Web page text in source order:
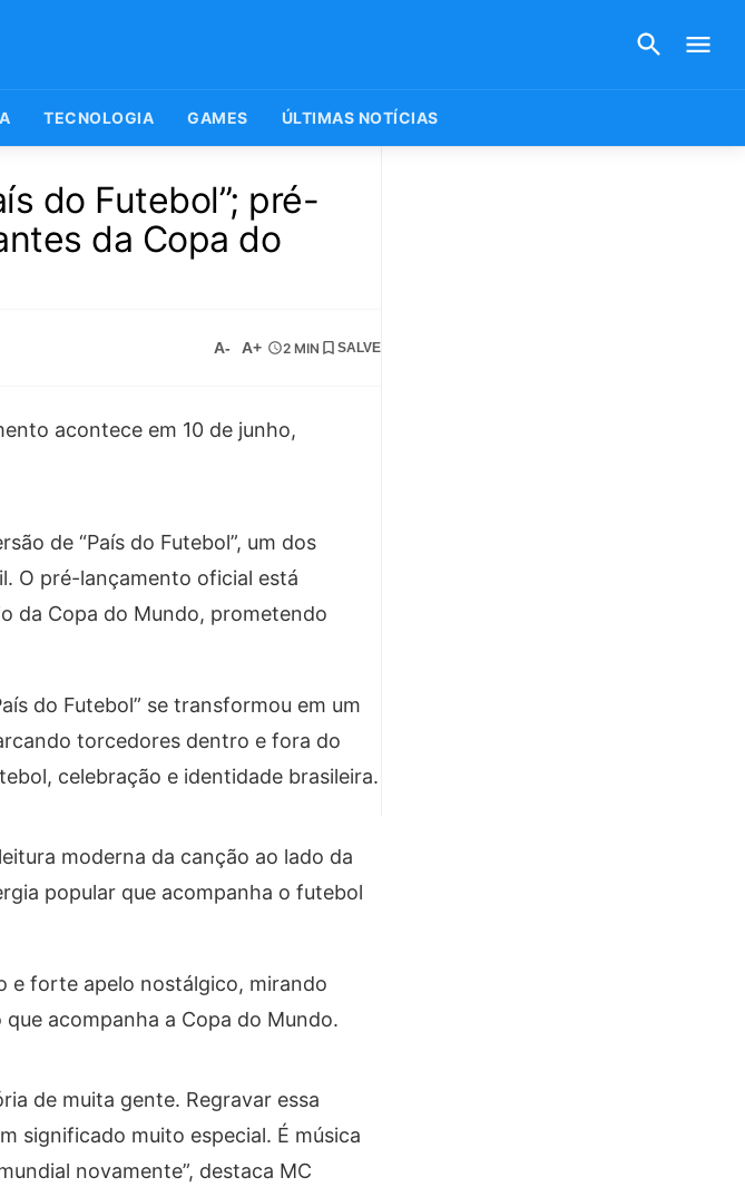
TECNOLOGIA GAMES ÚLTIMAS NOTÍCIAS
do Futebol”; pré-
da Copa do
A- A+ 2 MIN SALVE
de “País do Futebol”, um dos
O pré-lançamento oficial está
da Copa do Mundo, prometendo
do Futebol” se transformou em um
torcedores dentro e fora do
celebração e identidade brasileira.
moderna da canção ao lado da
popular que acompanha o futebol
e forte apelo nostálgico, mirando
acompanha a Copa do Mundo.
de muita gente. Regravar essa
significado muito especial. É música
novamente”, destaca MC